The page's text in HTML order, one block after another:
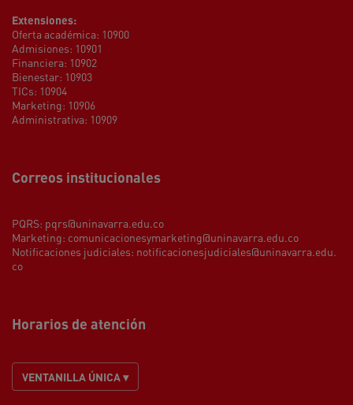
Extensiones:
Oferta académica: 10900
Admisiones: 10901
Financiera: 10902
Bienestar: 10903
TICs: 10904
Marketing: 10906
Administrativa: 10909
Correos institucionales
PQRS: pqrs@uninavarra.edu.co
Marketing: comunicacionesymarketing@uninavarra.edu.co
Notificaciones judiciales: notificacionesjudiciales@uninavarra.edu.
co
Horarios de atención
VENTANILLA ÚNICA ▾